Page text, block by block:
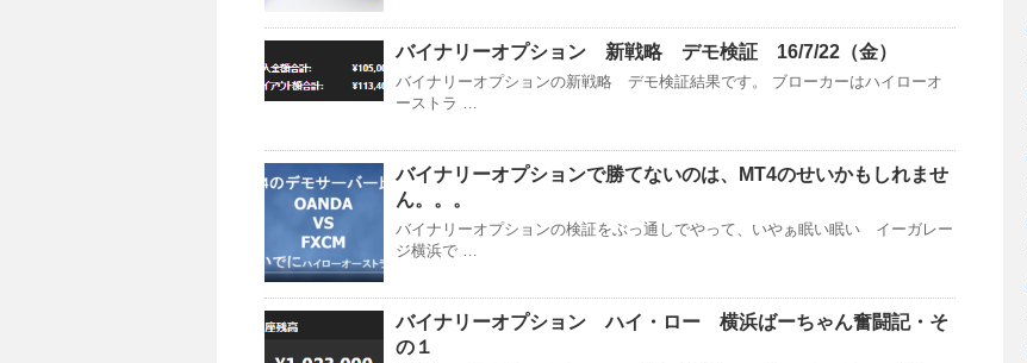
バイナリーオプション 新戦略 デモ検証 16/7/22（金）
バイナリーオプションの新戦略 デモ検証結果です。 ブローカーはハイローオ
ーストラ …
バイナリーオプションで勝てないのは、MT4のせいかもしれませ
ん。。。
バイナリーオプションの検証をぶっ通しでやって、いやぁ眠い眠い イーガレー
ジ横浜で …
バイナリーオプション ハイ・ロー 横浜ばーちゃん奮闘記・そ
の１